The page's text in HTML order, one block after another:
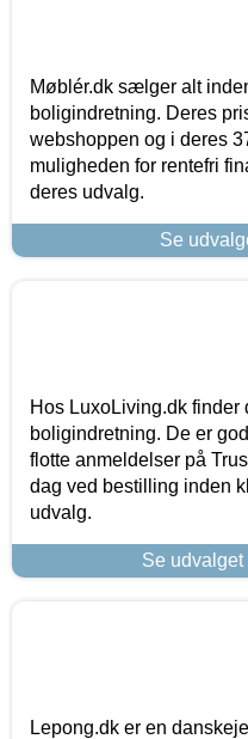
Møblér.dk sælger alt
boligindretning. Deres
webshoppen og i deres
muligheden for rentefri
deres udvalg.
Se
Hos LuxoLiving.dk finder
boligindretning. De er
flotte anmeldelser på
dag ved bestilling inden
udvalg.
Se
Lepong.dk er en